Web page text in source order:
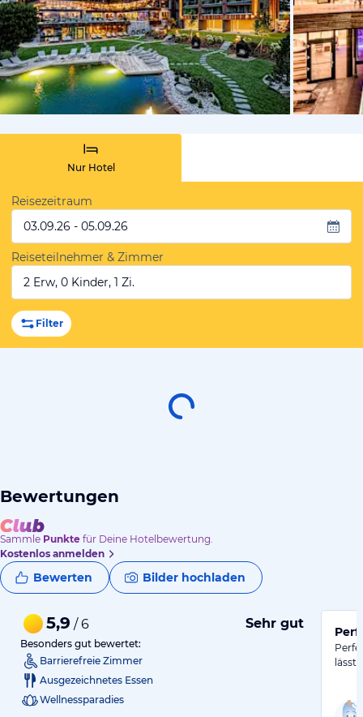
vom
Nur Hotel
Reisezeitraum
03.09.26 - 05.09.26
Reiseteilnehmer & Zimmer
2 Erw, 0 Kinder, 1 Zi.
Filter
Bewertungen
Sammle Punkte für Deine Hotelbewertung.
Kostenlos anmelden
Bewerten Bilder hochladen
5,9 / 6 Sehr gut
Besonders gut bewertet:
Barrierefreie Zimmer
Ausgezeichnetes Essen
Wellnessparadies
lässt.